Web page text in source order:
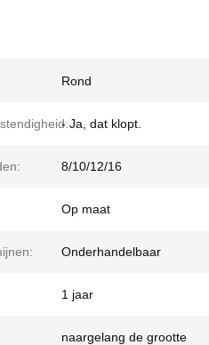
Rond
- Ja, dat klopt.
8/10/12/16
Op maat
Onderhandelbaar
1 jaar
naargelang de grootte